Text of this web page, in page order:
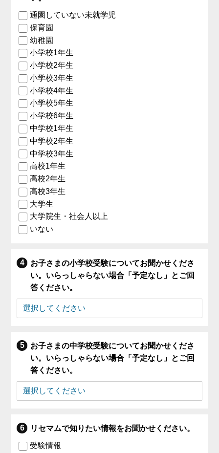
通園していない未就学児
保育園
幼稚園
小学校1年生
小学校2年生
小学校3年生
小学校4年生
小学校5年生
小学校6年生
中学校1年生
中学校2年生
中学校3年生
高校1年生
高校2年生
高校3年生
大学生
大学院生・社会人以上
いない
お子さまの小学校受験についてお聞かせくださ
い。いらっしゃらない場合「予定なし」とご回
答ください。
お子さまの中学校受験についてお聞かせくださ
い。いらっしゃらない場合「予定なし」とご回
答ください。
リセマムで知りたい情報をお聞かせください。
受験情報